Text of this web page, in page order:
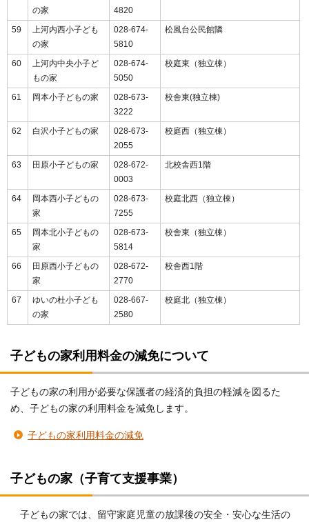
の家
4820
59
上河内西小子ども
の家
028-674-
5810
松風台公民館隣
60
上河内中央小子ど
もの家
028-674-
5050
校庭東（独立棟）
61 岡本小子どもの家
028‐673‐
3222
校舎東(独立棟)
62 白沢小子どもの家
028-673-
2055
校庭西（独立棟）
63 田原小子どもの家
028-672-
0003
北校舎西1階
64
岡本西小子どもの
家
028-673-
7255
校庭北西（独立棟）
65
岡本北小子どもの
家
028-673-
5814
校舎東（独立棟）
66
田原西小子どもの
家
028-672-
2770
校舎西1階
67
ゆいの杜小子ども
の家
028-667-
2580
校庭北（独立棟）
子どもの家利用料金の減免について
子どもの家の利用が必要な保護者の経済的負担の軽減を図るた
め、子どもの家の利用料金を減免します。
子どもの家利用料金の減免
子どもの家（子育て支援事業）
子どもの家では、留守家庭児童の放課後の安全・安心な生活の